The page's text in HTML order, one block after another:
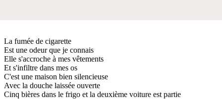
La fumée de cigarette
Est une odeur que je connais
Elle s'accroche à mes vêtements
Et s'infiltre dans mes os
C'est une maison bien silencieuse
Avec la douche laissée ouverte
Cinq bières dans le frigo et la deuxième voiture est partie